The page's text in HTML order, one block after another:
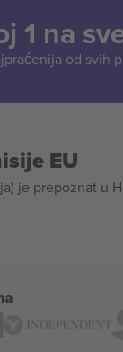
1 na
od svih
EU
je prepoznat u